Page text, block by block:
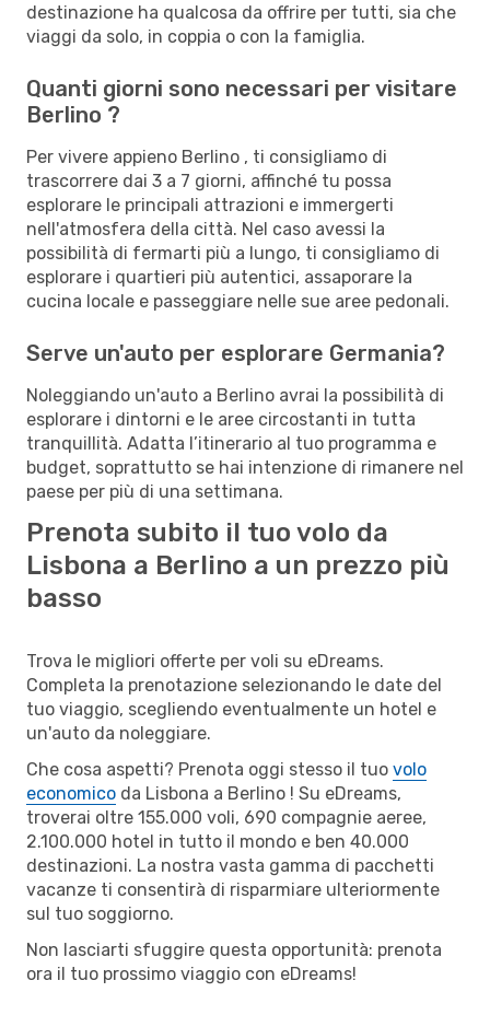
destinazione ha qualcosa da offrire per tutti, sia che
viaggi da solo, in coppia o con la famiglia.
Quanti giorni sono necessari per visitare
Berlino ?
Per vivere appieno Berlino , ti consigliamo di
trascorrere dai 3 a 7 giorni, affinché tu possa
esplorare le principali attrazioni e immergerti
nell'atmosfera della città. Nel caso avessi la
possibilità di fermarti più a lungo, ti consigliamo di
esplorare i quartieri più autentici, assaporare la
cucina locale e passeggiare nelle sue aree pedonali.
Serve un'auto per esplorare Germania?
Noleggiando un'auto a Berlino avrai la possibilità di
esplorare i dintorni e le aree circostanti in tutta
tranquillità. Adatta l’itinerario al tuo programma e
budget, soprattutto se hai intenzione di rimanere nel
paese per più di una settimana.
Prenota subito il tuo volo da
Lisbona a Berlino a un prezzo più
basso
Trova le migliori offerte per voli su eDreams.
Completa la prenotazione selezionando le date del
tuo viaggio, scegliendo eventualmente un hotel e
un'auto da noleggiare.
Che cosa aspetti? Prenota oggi stesso il tuo volo
economico da Lisbona a Berlino ! Su eDreams,
troverai oltre 155.000 voli, 690 compagnie aeree,
2.100.000 hotel in tutto il mondo e ben 40.000
destinazioni. La nostra vasta gamma di pacchetti
vacanze ti consentirà di risparmiare ulteriormente
sul tuo soggiorno.
Non lasciarti sfuggire questa opportunità: prenota
ora il tuo prossimo viaggio con eDreams!